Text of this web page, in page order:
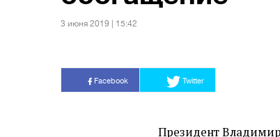
3 июня 2019 | 15:42
Facebook Twitter
Президент